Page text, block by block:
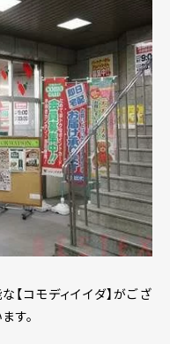
コモディイイダ】がござ
す。